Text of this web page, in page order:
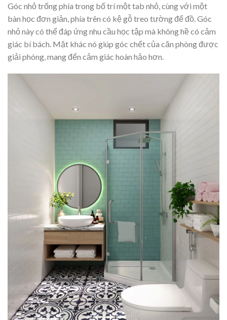
Góc nhỏ trống phía trong bố trí một tab nhỏ, cùng với một
bàn học đơn giản, phía trên có kệ gỗ treo tường để đồ. Góc
nhỏ này có thể đáp ứng nhu cầu học tập mà không hề có cảm
giác bí bách. Mặt khác nó giúp góc chết của căn phòng được
giải phóng, mang đến cảm giác hoàn hảo hơn.